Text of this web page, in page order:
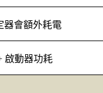
器會額外耗電
啟動器功耗